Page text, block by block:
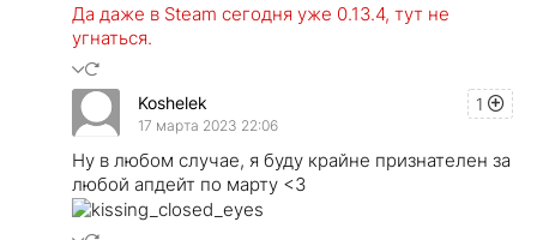
Да даже в Steam сегодня уже 0.13.4, тут не
угнаться.
1
Koshelek
17 марта 2023 22:06
Ну в любом случае, я буду крайне признателен за
любой апдейт по марту <3